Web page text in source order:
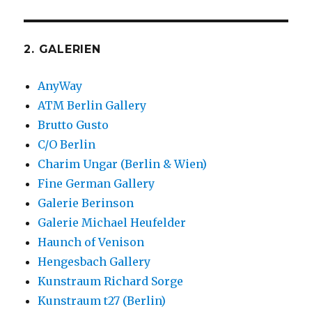
2. GALERIEN
AnyWay
ATM Berlin Gallery
Brutto Gusto
C/O Berlin
Charim Ungar (Berlin & Wien)
Fine German Gallery
Galerie Berinson
Galerie Michael Heufelder
Haunch of Venison
Hengesbach Gallery
Kunstraum Richard Sorge
Kunstraum t27 (Berlin)